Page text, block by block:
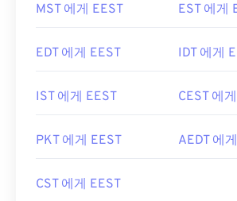
MST 에게 EEST EST 에게
EDT 에게 EEST IDT 에게
IST 에게 EEST CEST 에
PKT 에게 EEST AEDT 에
CST 에게 EEST